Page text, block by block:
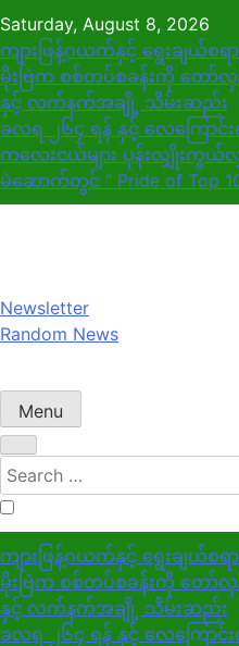
Skip
to
content
Saturday, August 8, 2026
ကျားဖြန့်ဂယက်နှင့် ရွေးချယ်
မိုးဗြဲက စစ်တပ်စခန်းကို တော်လှ
နှင့် လက်နက်အချို့ သိမ်းဆည်း
ခလရ ၂၆၄ ရန် နှင့် လေကြောင်
ကလေးငယ်များ ပုန်းလျှိုးကွယ်
မဲဆောက်တွင် “ Pride of Top
Newsletter
Random News
Menu
Search
for:
ကျားဖြန့်ဂယက်နှင့် ရွေးချယ်
မိုးဗြဲက စစ်တပ်စခန်းကို တော်လှ
နှင့် လက်နက်အချို့ သိမ်းဆည်း
ခလရ ၂၆၄ ရန် နှင့် လေကြောင်